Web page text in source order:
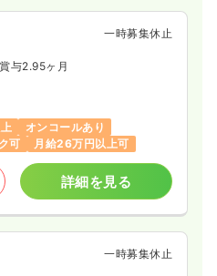
一時募集休止
賞与2.95ヶ月
オンコールあり
可 月給26万円以上可
詳細を見る
一時募集休止